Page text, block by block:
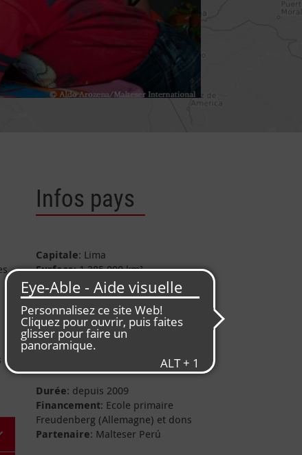
Infos pays
Capitale: Lima
Surface: 1.285.000 km²
Population
: 30,8 millions
d'habitants
Projektdaten
Durée: depuis 2009
Financement: Ecole primaire
Freudenberg (Allemagne) et dons
Partenaire: Malteser Perú